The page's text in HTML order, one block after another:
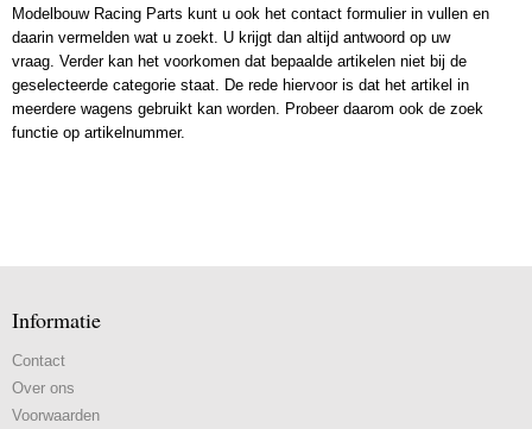
Modelbouw Racing Parts kunt u ook het contact formulier in vullen en
daarin vermelden wat u zoekt. U krijgt dan altijd antwoord op uw
vraag. Verder kan het voorkomen dat bepaalde artikelen niet bij de
geselecteerde categorie staat. De rede hiervoor is dat het artikel in
meerdere wagens gebruikt kan worden. Probeer daarom ook de zoek
functie op artikelnummer.
Informatie
Contact
Over ons
Voorwaarden